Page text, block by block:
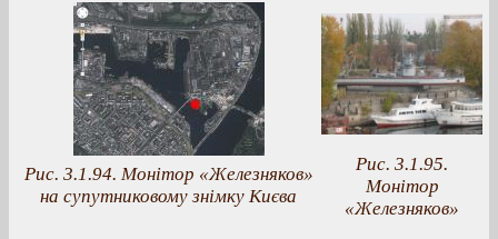
Рис. 3.1.94. Монітор «Железняков»
на супутниковому знімку Києва
Рис. 3.1.95.
Монітор
«Железняков»